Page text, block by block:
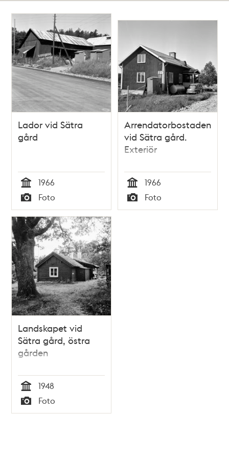
Lador vid Sätra
gård
Tid
1966
Typ
Foto
Arrendatorbostaden
vid Sätra gård.
Exteriör
Tid
1966
Typ
Foto
Landskapet vid
Sätra gård, östra
gården
Tid
1948
Typ
Foto